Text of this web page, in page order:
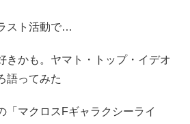
スト活動で…
きかも。ヤマト・トップ・イデオ
語ってみた
「マクロスFギャラクシーライ